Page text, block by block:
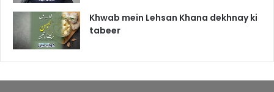
Khwab mein Lehsan Khana dekhnay ki
tabeer